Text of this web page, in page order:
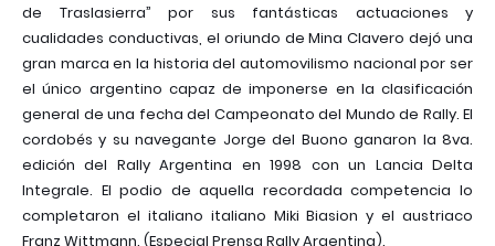
de Traslasierra” por sus fantásticas actuaciones y
cualidades conductivas, el oriundo de Mina Clavero dejó una
gran marca en la historia del automovilismo nacional por ser
el único argentino capaz de imponerse en la clasificación
general de una fecha del Campeonato del Mundo de Rally. El
cordobés y su navegante Jorge del Buono ganaron la 8va.
edición del Rally Argentina en 1998 con un Lancia Delta
Integrale. El podio de aquella recordada competencia lo
completaron el italiano italiano Miki Biasion y el austriaco
Franz Wittmann. (Especial Prensa Rally Argentina).